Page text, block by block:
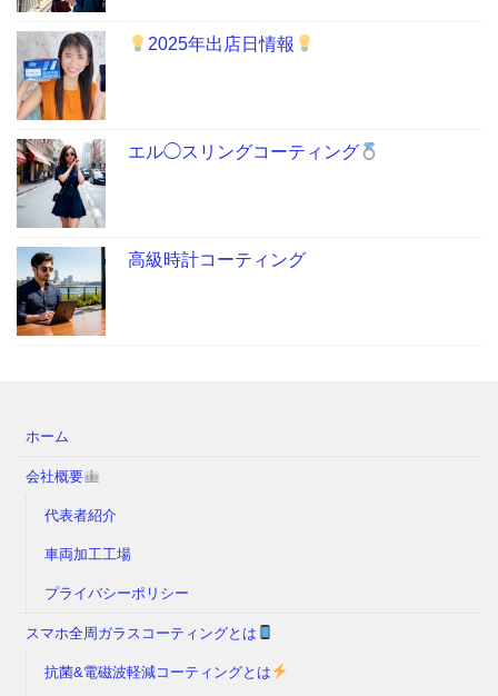
2025年出店日情報
エル◯スリングコーティング
高級時計コーティング
ホーム
会社概要
代表者紹介
車両加工工場
プライバシーポリシー
スマホ全周ガラスコーティングとは
抗菌&電磁波軽減コーティングとは